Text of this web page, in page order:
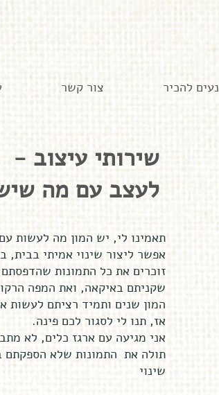
נעים להכיר צור קשר
שירותי עיצוב -
לעצב עם מה
.תאמינו לי, יש המון מה לעשות
אפשר ליצור שינוי אמיתי בבית,
זוכרים את כל התמונות
שקניתם באיקאה, ואת המפה
המון שנים ותמיד רציתם לעשות
.אז, תנו לי לסגור לכם פינה
אני מגיעה עם ארגז כלים, לא
תולה את התמונות שלא הספקתם
שינוי